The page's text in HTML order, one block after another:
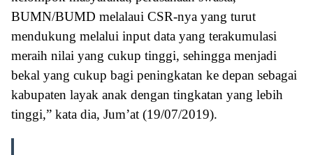
BUMN/BUMD melalaui CSR-nya yang turut
mendukung melalui input data yang terakumulasi
meraih nilai yang cukup tinggi, sehingga menjadi
bekal yang cukup bagi peningkatan ke depan sebagai
kabupaten layak anak dengan tingkatan yang lebih
tinggi,” kata dia, Jum’at (19/07/2019).